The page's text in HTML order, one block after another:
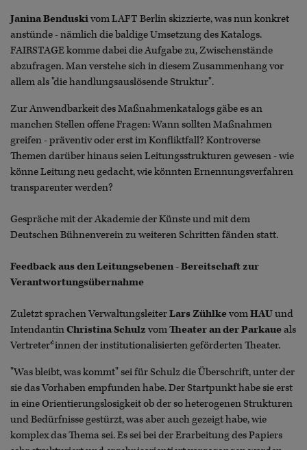
Janina Benduskivom LAFT Berlinskizzierte, was nun konkret
anstünde - nämlich die baldige Umsetzung des Katalogs.
FAIRSTAGE komme dabei die Aufgabe zu, Zwischenstände
abzufragen. Man verstehe sich in diesem Zusammenhang vor
allem als "die handlungsauslösende Struktur".
Zur Anwendbarkeit des Maßnahmenkatalogs gäbe es an
manchen Stellen offene Fragen: Wann sollten Maßnahmen
greifen - präventiv oder erst im Konfliktfall? Kontroverse
Themen darüber hinaus seien Leitungsstrukturen gewesen - wie
könne Leitung neu gedacht, wie könnten Ernennungsverfahren
transparenter werden?
Gespräche mit der Akademie der Künste und mit dem
Deutschen Bühnenverein zu weiteren Schritten fänden statt.
Feedback aus den Leitungsebenen - Bereitschaft zur
Verantwortungsübernahme
Zuletzt sprachen VerwaltungsleiterLars ZühlkevomHAUund
IntendantinChristina Schulz vomTheater an der Parkaueals
Vertreter*innen der institutionalisierten geförderten Theater.
"Was bleibt, was kommt" sei für Schulz die Überschrift, unter der
sie das Vorhaben empfunden habe. Der Startpunkt habe sie erst
in eine Orientierungslosigkeit ob der so heterogenen Strukturen
und Bedürfnisse gestürzt, was aber auch gezeigt habe, wie
komplex das Thema sei. Es sei bei der Erarbeitung des Papiers